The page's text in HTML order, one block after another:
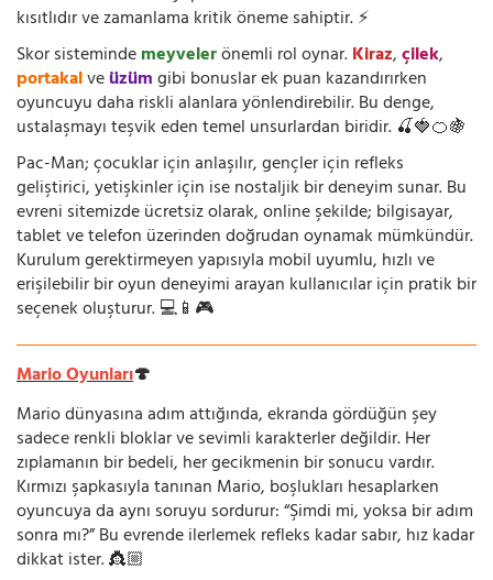
kısıtlıdır ve zamanlama kritik öneme sahiptir. ⚡
Skor sistemindemeyvelerönemli rol oynar.Kiraz,çilek,
portakalveüzümgibi bonuslar ek puan kazandırırken
oyuncuyu daha riskli alanlara yönlendirebilir. Bu denge,
ustalaşmayı teşvik eden temel unsurlardan biridir. 🍒🍓🍊🍇
Pac-Man; çocuklar için anlaşılır, gençler için refleks
geliştirici, yetişkinler için ise nostaljik bir deneyim sunar. Bu
evreni sitemizde ücretsiz olarak, online şekilde; bilgisayar,
tablet ve telefon üzerinden doğrudan oynamak mümkündür.
Kurulum gerektirmeyen yapısıyla mobil uyumlu, hızlı ve
erişilebilir bir oyun deneyimi arayan kullanıcılar için pratik bir
seçenek oluşturur. 💻📱🎮
Mario Oyunları🍄
Mario dünyasına adım attığında, ekranda gördüğün şey
sadece renkli bloklar ve sevimli karakterler değildir. Her
zıplamanın bir bedeli, her gecikmenin bir sonucu vardır.
Kırmızı şapkasıyla tanınan Mario, boşlukları hesaplarken
oyuncuya da aynı soruyu sordurur: “Şimdi mi, yoksa bir adım
sonra mı?” Bu evrende ilerlemek refleks kadar sabır, hız kadar
dikkat ister. 👸🏼